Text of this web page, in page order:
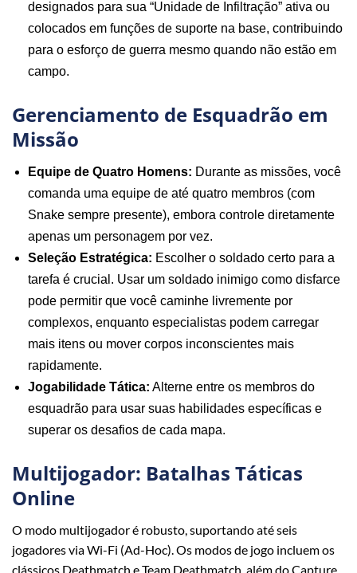
designados para sua “Unidade de Infiltração” ativa ou
colocados em funções de suporte na base, contribuindo
para o esforço de guerra mesmo quando não estão em
campo.
Gerenciamento de Esquadrão em
Missão
Equipe de Quatro Homens: Durante as missões, você
comanda uma equipe de até quatro membros (com
Snake sempre presente), embora controle diretamente
apenas um personagem por vez.
Seleção Estratégica: Escolher o soldado certo para a
tarefa é crucial. Usar um soldado inimigo como disfarce
pode permitir que você caminhe livremente por
complexos, enquanto especialistas podem carregar
mais itens ou mover corpos inconscientes mais
rapidamente.
Jogabilidade Tática: Alterne entre os membros do
esquadrão para usar suas habilidades específicas e
superar os desafios de cada mapa.
Multijogador: Batalhas Táticas
Online
O modo multijogador é robusto, suportando até seis
jogadores via Wi-Fi (Ad-Hoc). Os modos de jogo incluem os
clássicos Deathmatch e Team Deathmatch, além do Capture